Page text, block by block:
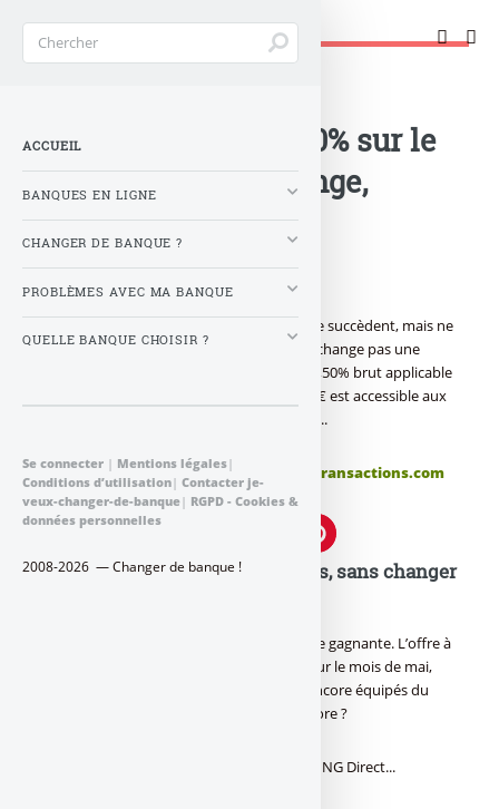
Changer de banque !
Livret épargne : 4,50% sur le
Livret Epargne Orange,
jusqu’à 150 000 € de
versement !
Epargne sans risque : les offres spéciales se succèdent, mais ne
se ressemblent pas toutes ! ING Direct ne change pas une
équipe gagnante, ainsi le taux boosté de 4,50% brut applicable
sur des versements allant jusqu’à 150 000 € est accessible aux
nouveaux clients jusqu’à la fin mai, détails...
Publié levendredi 4 mai 2012
FranceTransactions.com
à 0 h 0
Où placer sans risque, sans frais, sans changer
[a[ING Direct]a] ne change pas une formule gagnante. L’offre à
taux boosté à 4,50% brut est reconduite sur le mois de mai,
pour la satisfaction des épargnants non encore équipés du
. Il en reste encore ?
Quelques nouveautés 100% en ligne chez ING Direct...
ACCUEIL
BANQUES EN LIGNE
CHANGER DE BANQUE ?
PROBLÈMES AVEC MA BANQUE
QUELLE BANQUE CHOISIR ?
Se connecter | Mentions légales|
Conditions d’utilisation| Contacter je-
veux-changer-de-banque| RGPD - Cookies &
données personnelles
2008-2026 — Changer de banque !